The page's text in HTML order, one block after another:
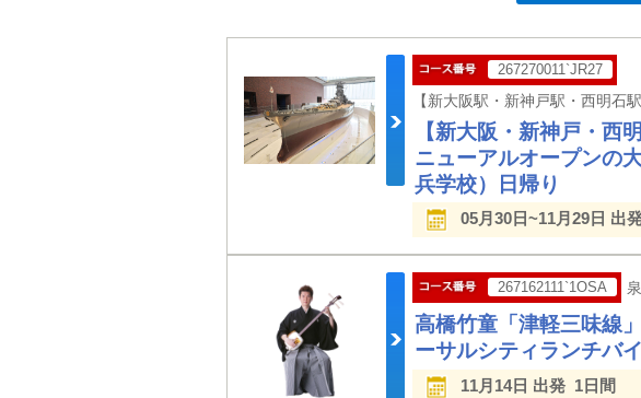
267270011`JR27
【新大阪・新神戸・
ニューアルオープンの
兵学校）日帰り
05月30日~11月29日 出
267162111`1OSA
高橋竹童「津軽三味線
ーサルシティランチバ
11月14日 出発 1日間